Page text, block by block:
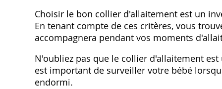
Choisir le bon collier d'allaitement est un
En tenant compte de ces critères, vous
accompagnera pendant vos moments
N'oubliez pas que le collier d'allaitement
est important de surveiller votre bébé
endormi.